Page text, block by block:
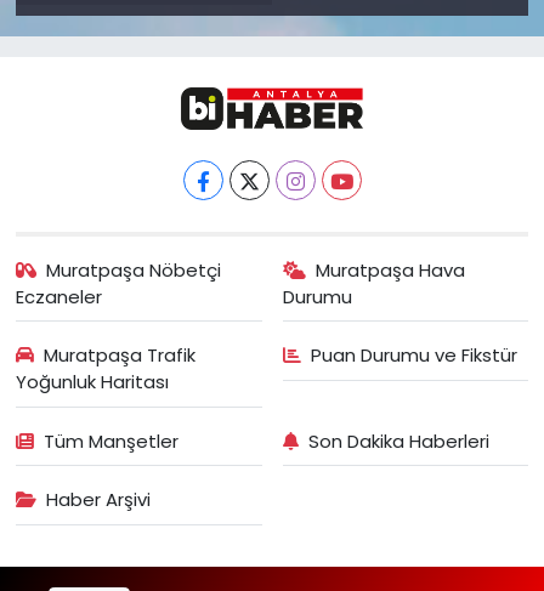
Muratpaşa Nöbetçi
Eczaneler
Muratpaşa Hava
Durumu
Muratpaşa Trafik
Yoğunluk Haritası
Puan Durumu ve Fikstür
Tüm Manşetler Son Dakika Haberleri
Haber Arşivi